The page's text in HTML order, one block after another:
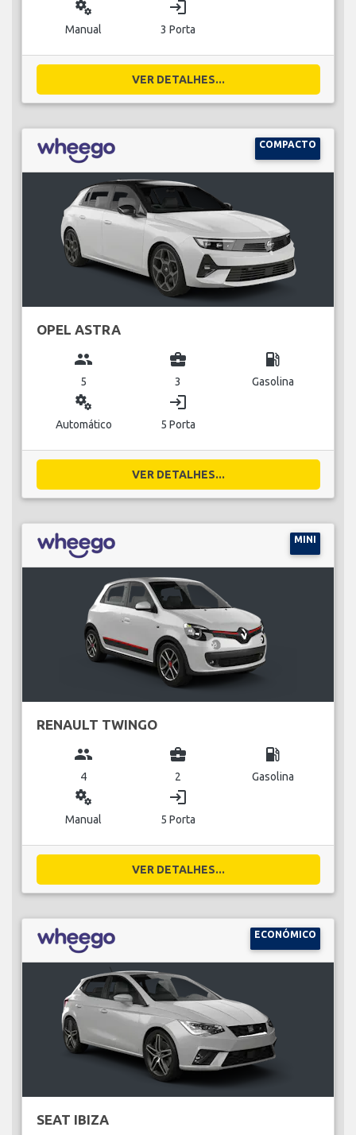
miscellaneous_services
Manual
login
3 Porta
VER DETALHES...
COMPACTO
OPEL ASTRA
group
5
business_center
3
local_gas_station
Gasolina
miscellaneous_services
Automático
login
5 Porta
VER DETALHES...
MINI
RENAULT TWINGO
group
4
business_center
2
local_gas_station
Gasolina
miscellaneous_services
Manual
login
5 Porta
VER DETALHES...
ECONÓMICO
SEAT IBIZA